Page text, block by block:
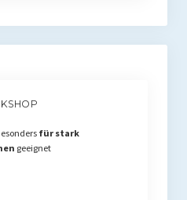
für stark
geeignet